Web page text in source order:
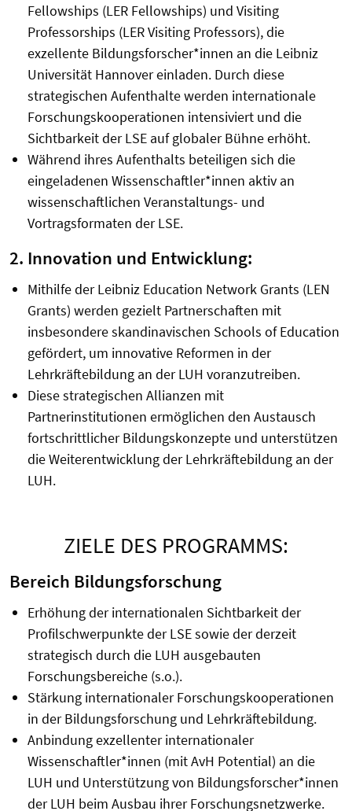
Fellowships (LER Fellowships) und Visiting
Professorships (LER Visiting Professors), die
exzellente Bildungsforscher*innen an die Leibniz
Universität Hannover einladen. Durch diese
strategischen Aufenthalte werden internationale
Forschungskooperationen intensiviert und die
Sichtbarkeit der LSE auf globaler Bühne erhöht.
Während ihres Aufenthalts beteiligen sich die
eingeladenen Wissenschaftler*innen aktiv an
wissenschaftlichen Veranstaltungs- und
Vortragsformaten der LSE.
2. Innovation und Entwicklung:
Mithilfe der Leibniz Education Network Grants (LEN
Grants) werden gezielt Partnerschaften mit
insbesondere skandinavischen Schools of Education
gefördert, um innovative Reformen in der
Lehrkräftebildung an der LUH voranzutreiben.
Diese strategischen Allianzen mit
Partnerinstitutionen ermöglichen den Austausch
fortschrittlicher Bildungskonzepte und unterstützen
die Weiterentwicklung der Lehrkräftebildung an der
LUH.
ZIELE DES PROGRAMMS:
Bereich Bildungsforschung
Erhöhung der internationalen Sichtbarkeit der
Profilschwerpunkte der LSE sowie der derzeit
strategisch durch die LUH ausgebauten
Forschungsbereiche (s.o.).
Stärkung internationaler Forschungskooperationen
in der Bildungsforschung und Lehrkräftebildung.
Anbindung exzellenter internationaler
Wissenschaftler*innen (mit AvH Potential) an die
LUH und Unterstützung von Bildungsforscher*innen
der LUH beim Ausbau ihrer Forschungsnetzwerke.